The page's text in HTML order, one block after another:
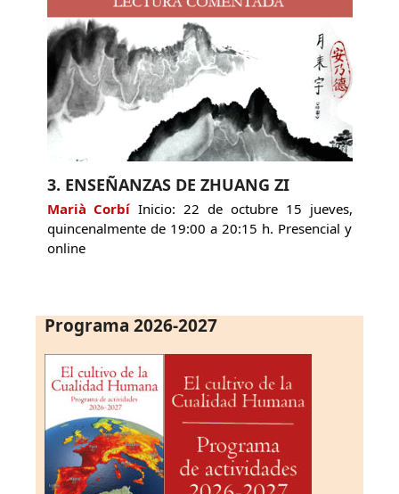
3. ENSEÑANZAS DE ZHUANG ZI
Marià Corbí Inicio: 22 de octubre 15 jueves,
quincenalmente de 19:00 a 20:15 h. Presencial y
online
Programa 2026-2027